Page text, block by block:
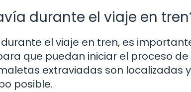
durante el viaje en
el viaje en tren, es
que puedan iniciar el proceso de
extraviadas son localizadas y
posible.